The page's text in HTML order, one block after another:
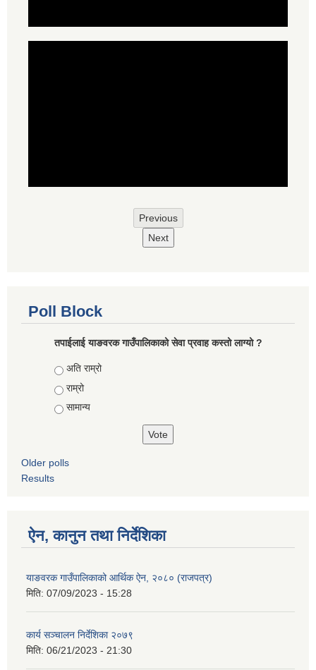
Previous
Next
Poll Block
तपाईलाई याङवरक गाउँपालिकाको सेवा प्रवाह कस्तो लाग्यो ?
Choices
अति राम्रो
राम्रो
सामान्य
Older polls
Results
ऐन, कानुन तथा निर्देशिका
याङवरक गाउँपालिकाको आर्थिक ऐन, २०८० (राजपत्र)
मिति: 07/09/2023 - 15:28
कार्य सञ्चालन निर्देशिका २०७९
मिति: 06/21/2023 - 21:30